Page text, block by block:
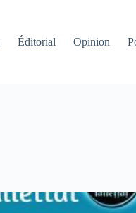
Éditorial Opinion